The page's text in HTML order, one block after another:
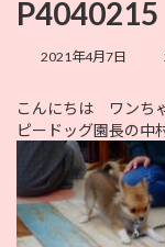
P4040215
2021年4月7日
こんにちは ワンち
ピードッグ園長の中